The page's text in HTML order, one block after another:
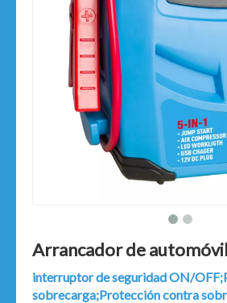
Arrancador de automóvil
interruptor de seguridad ON/
sobrecarga;Protección contra